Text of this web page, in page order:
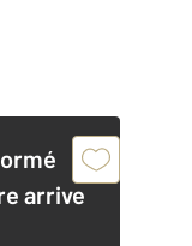
arrive